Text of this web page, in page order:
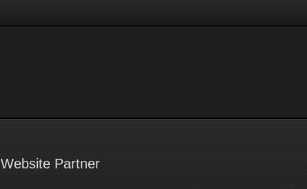
Website Partner